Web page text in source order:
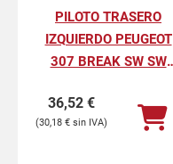
PILOTO TRASERO
IZQUIERDO PEUGEOT
307 BREAK SW SW
36,52 €
30,18 €